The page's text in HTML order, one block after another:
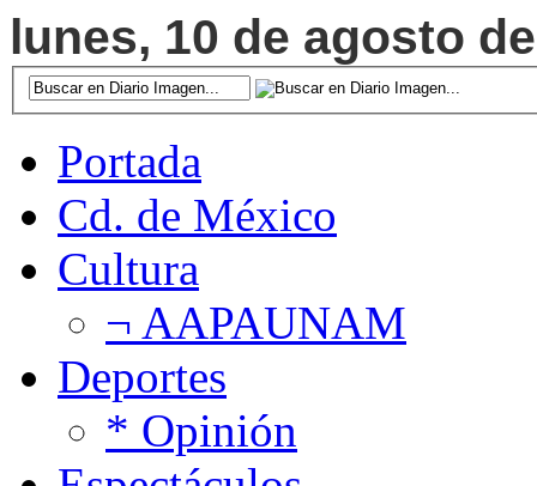
lunes, 10 de agosto
Portada
Cd. de México
Cultura
¬ AAPAUNAM
Deportes
* Opinión